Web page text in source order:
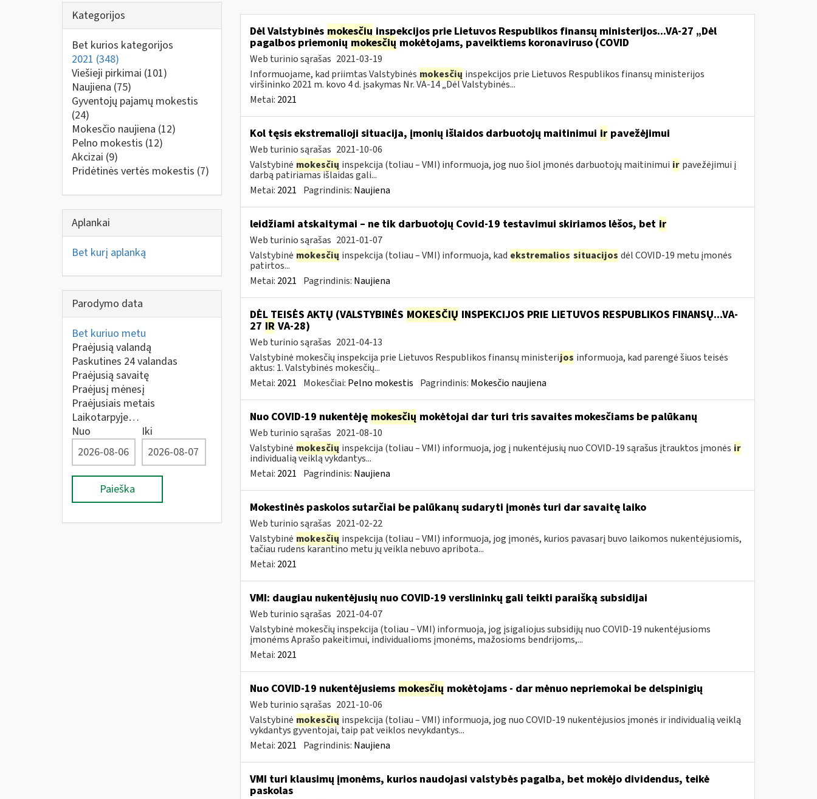
Kategorijos
Bet kurios kategorijos
2021 (348)
Viešieji pirkimai (101)
Naujiena (75)
Gyventojų pajamų mokestis
(24)
Mokesčio naujiena (12)
Pelno mokestis (12)
Akcizai (9)
Pridėtinės vertės mokestis (7)
Aplankai
Bet kurį aplanką
Parodymo data
Bet kuriuo metu
Praėjusią valandą
Paskutines 24 valandas
Praėjusią savaitę
Praėjusį mėnesį
Praėjusiais metais
Laikotarpyje…
Nuo
Iki
Paieška
Dėl Valstybinės mokesčiųinspekcijos prie Lietuvos Respublikos finansų ministerijos...VA-27 „Dėl
pagalbos priemoniųmokesčių mokėtojams, paveiktiems koronaviruso (COVID
Web turinio sąrašas 2021-03-19
Informuojame, kad priimtas Valstybinės mokesčių inspekcijos prie Lietuvos Respublikos finansų ministerijos
viršininko 2021 m. kovo 4 d. įsakymas Nr. VA-14 „Dėl Valstybinės...
Metai: 2021
Kol tęsis ekstremalioji situacija, įmonių išlaidos darbuotojų maitinimui irpavežėjimui
Web turinio sąrašas 2021-10-06
Valstybinė mokesčių inspekcija (toliau – VMI) informuoja, jog nuo šiol įmonės darbuotojų maitinimui ir pavežėjimui į
darbą patiriamas išlaidas gali...
Metai: 2021 Pagrindinis: Naujiena
leidžiami atskaitymai – ne tik darbuotojų Covid-19 testavimui skiriamos lėšos, bet ir
Web turinio sąrašas 2021-01-07
Valstybinė mokesčių inspekcija (toliau – VMI) informuoja, kad ekstremalios situacijos dėl COVID-19 metu įmonės
patirtos...
Metai: 2021 Pagrindinis: Naujiena
DĖL TEISĖS AKTŲ (VALSTYBINĖS MOKESČIŲ INSPEKCIJOS PRIE LIETUVOS RESPUBLIKOS FINANSŲ...VA-
27 IR VA-28)
Web turinio sąrašas 2021-04-13
Valstybinė mokesčių inspekcija prie Lietuvos Respublikos finansų ministerijos informuoja, kad parengė šiuos teisės
aktus: 1. Valstybinės mokesčių...
Metai: 2021 Mokesčiai: Pelno mokestis Pagrindinis: Mokesčio naujiena
Nuo COVID-19 nukentėję mokesčių mokėtojai dar turi tris savaites mokesčiams be palūkanų
Web turinio sąrašas 2021-08-10
Valstybinė mokesčių inspekcija (toliau – VMI) informuoja, jog į nukentėjusių nuo COVID-19 sąrašus įtrauktos įmonės ir
individualią veiklą vykdantys...
Metai: 2021 Pagrindinis: Naujiena
Mokestinės paskolos sutarčiai be palūkanų sudaryti įmonės turi dar savaitę laiko
Web turinio sąrašas 2021-02-22
Valstybinė mokesčių inspekcija (toliau – VMI) informuoja, jog įmonės, kurios pavasarį buvo laikomos nukentėjusiomis,
tačiau rudens karantino metu jų veikla nebuvo apribota...
Metai: 2021
VMI: daugiau nukentėjusių nuo COVID-19 verslininkų gali teikti paraišką subsidijai
Web turinio sąrašas 2021-04-07
Valstybinė mokesčių inspekcija (toliau – VMI) informuoja, jog įsigaliojus subsidijų nuo COVID-19 nukentėjusioms
įmonėms Aprašo pakeitimui, individualioms įmonėms, mažosioms bendrijoms,...
Metai: 2021
Nuo COVID-19 nukentėjusiems mokesčių mokėtojams - dar mėnuo nepriemokai be delspinigių
Web turinio sąrašas 2021-10-06
Valstybinė mokesčių inspekcija (toliau – VMI) informuoja, jog nuo COVID-19 nukentėjusios įmonės ir individualią veiklą
vykdantys gyventojai, taip pat veiklos nevykdantys...
Metai: 2021 Pagrindinis: Naujiena
VMI turi klausimų įmonėms, kurios naudojasi valstybės pagalba, bet mokėjo dividendus, teikė
paskolas